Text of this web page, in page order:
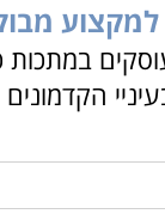
במתכות